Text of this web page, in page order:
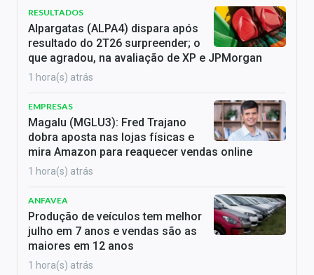
RESULTADOS
Alpargatas (ALPA4) dispara após
resultado do 2T26 surpreender; o
que agradou, na avaliação de XP e JPMorgan
1 hora(s) atrás
EMPRESAS
Magalu (MGLU3): Fred Trajano
dobra aposta nas lojas físicas e
mira Amazon para reaquecer vendas online
1 hora(s) atrás
ANFAVEA
Produção de veículos tem melhor
julho em 7 anos e vendas são as
maiores em 12 anos
1 hora(s) atrás